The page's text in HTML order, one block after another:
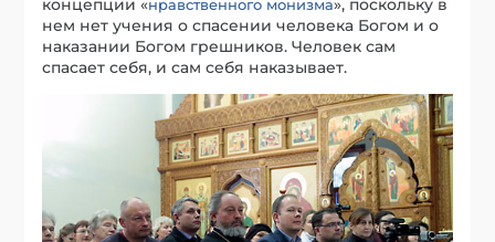
нравственного монизма
нем нет учения о спасении человека Богом и о
наказании Богом грешников. Человек сам
спасает себя, и сам себя наказывает.